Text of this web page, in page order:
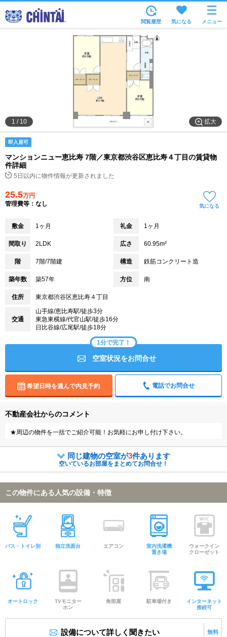
住所から
家賃相場から
通勤通学時間から
不動産会社から
閲覧履歴 気になる メニュー
拡大
1 / 10
即入居可
マンションニュー恵比寿 7階／東京都渋谷区恵比寿４丁目の賃貸物
件詳細
5日以内に物件情報が更新されました
25.5万円
管理費等：なし
気になる
敷金 1ヶ月 礼金 1ヶ月
間取り 2LDK 広さ 60.95m²
階 7階/7階建 構造 鉄筋コンクリート造
築年数 築57年 方位 南
住所 東京都渋谷区恵比寿４丁目
交通
山手線/恵比寿駅/徒歩3分
東急東横線/代官山駅/徒歩16分
日比谷線/広尾駅/徒歩18分
1分で完了！
空室状況をお問合せ
希望日時を選んで内見予約 電話でお問合せ
不動産会社からのコメント
★周辺の物件を一括でご紹介可能！お気軽にお申し付け下さい。
同じ建物の空室が3件あります
空いているお部屋をまとめてお問合せ！
この物件にある人気の設備・特徴
バス・トイレ別 独立洗面台 エアコン
室内洗濯機
置き場
ウォークイン
クローゼット
オートロック
TVモニター
ホン
角部屋 駐車場付き
インターネット
接続可
設備について詳しく聞きたい 無料